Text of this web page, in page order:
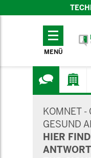
TECHNISCHES
MENÜ
KOMNET -
GESUND
HIER